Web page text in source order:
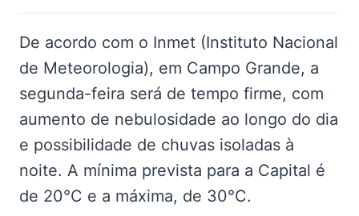
De acordo com o Inmet (Instituto Nacional
de Meteorologia), em Campo Grande, a
segunda-feira será de tempo firme, com
aumento de nebulosidade ao longo do dia
e possibilidade de chuvas isoladas à
noite. A mínima prevista para a Capital é
de 20°C e a máxima, de 30°C.